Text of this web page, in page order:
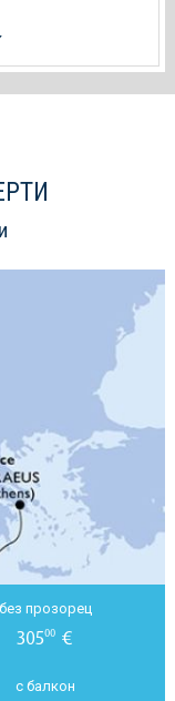
без прозорец
30500 €
с балкон